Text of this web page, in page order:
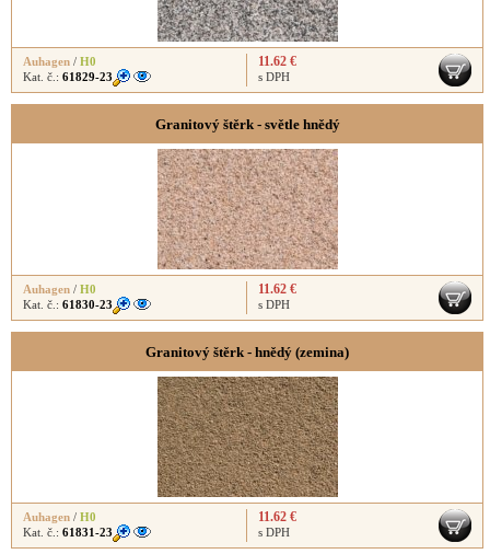
Auhagen / H0
Kat. č.: 61829-23
11.62 €
s DPH
Granitový štěrk - světle hnědý
Auhagen / H0
Kat. č.: 61830-23
11.62 €
s DPH
Granitový štěrk - hnědý (zemina)
Auhagen / H0
Kat. č.: 61831-23
11.62 €
s DPH